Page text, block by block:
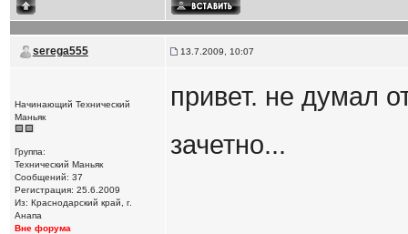
serega555 13.7.2009, 10:07
Начинающий Технический
Маньяк
Группа:
Технический Маньяк
Сообщений: 37
Регистрация: 25.6.2009
Из: Краснодарский край, г.
Анапа
Вне форума
привет. не думал
зачетно...